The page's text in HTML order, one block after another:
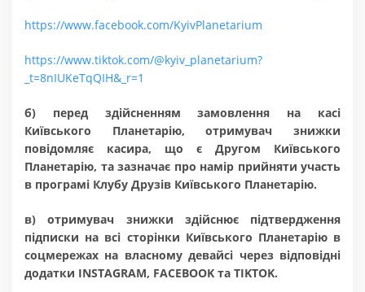
https://www.facebook.com/KyivPlanetarium
https://www.tiktok.com/@kyiv_planetarium?
_t=8nIUKeTqQIH&_r=1
б) перед здійсненням замовлення на касі
Київського Планетарію, отримувач знижки
повідомляє касира, що є Другом Київського
Планетарію, та зазначає про намір прийняти участь
в програмі Клубу Друзів Київського Планетарію.
в) отримувач знижки здійснює підтвердження
підписки на всі сторінки Київського Планетарію в
соцмережах на власному девайсі через відповідні
додатки INSTAGRAM, FACEBOOK та TIKTOK.